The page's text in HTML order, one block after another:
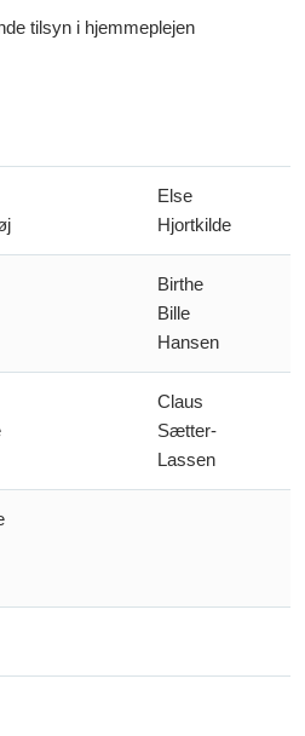
tilsyn i hjemmeplejen
Else
Hjortkilde
Birthe
Bille
Hansen
Claus
Sætter-
Lassen